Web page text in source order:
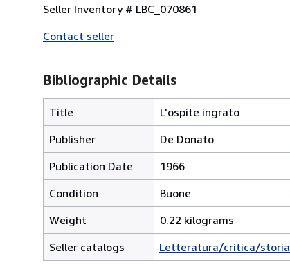
Seller Inventory # LBC_070861
Contact seller
Bibliographic Details
Title
L'ospite ingrato
Publisher
De Donato
Publication Date
1966
Condition
Buone
Weight
0.22 kilograms
Seller catalogs
Letteratura/critica/storia